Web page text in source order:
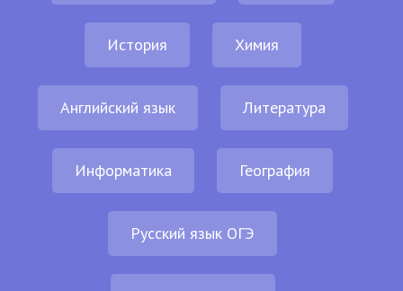
История Химия
Английский язык Литература
Информатика География
Русский язык ОГЭ